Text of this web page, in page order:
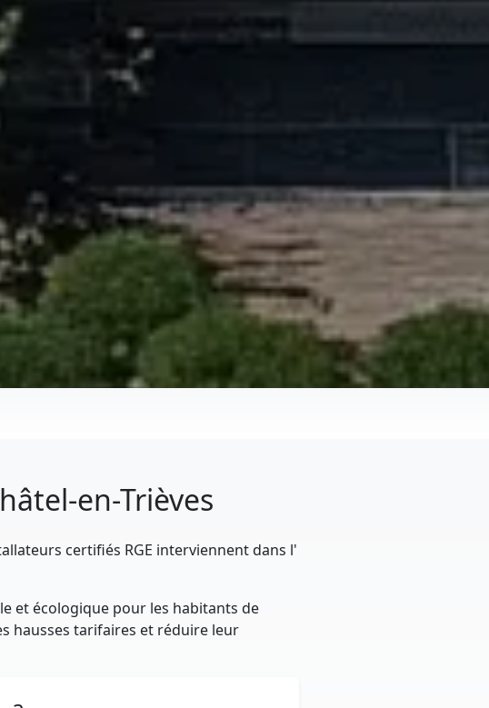
en-Trièves
certifiés RGE interviennent dans l'
et écologique pour les habitants de
hausses tarifaires et réduire leur